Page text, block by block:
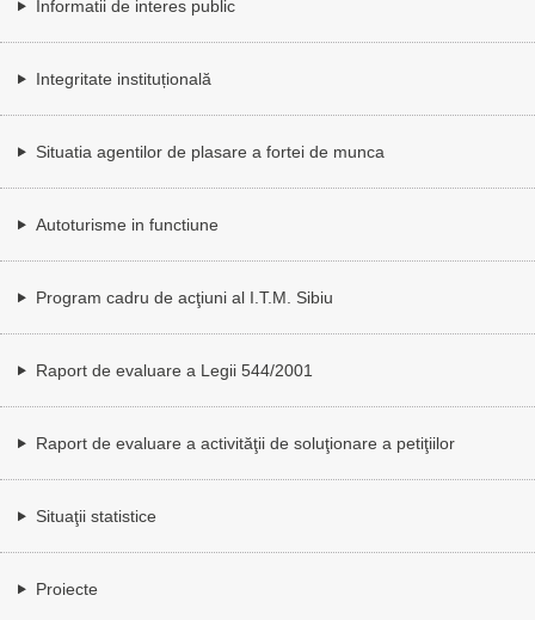
Informatii de interes public
Integritate instituțională
Situatia agentilor de plasare a fortei de munca
Autoturisme in functiune
Program cadru de acţiuni al I.T.M. Sibiu
Raport de evaluare a Legii 544/2001
Raport de evaluare a activităţii de soluţionare a petiţiilor
Situaţii statistice
Proiecte